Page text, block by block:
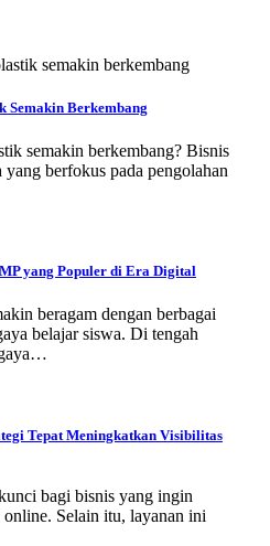
Semakin Berkembang
semakin berkembang? Bisnis
berfokus pada pengolahan
yang Populer di Era Digital
beragam dengan berbagai
belajar siswa. Di tengah
Tepat Meningkatkan Visibilitas
bagi bisnis yang ingin
Selain itu, layanan ini